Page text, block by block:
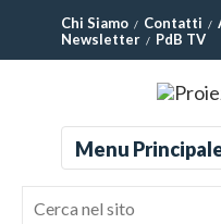
Chi Siamo Contatti
Newsletter
PdB TV